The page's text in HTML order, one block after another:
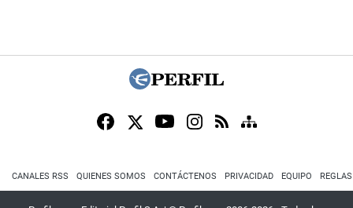
CANALES RSS QUIENES SOMOS CONTÁCTENOS PRIVACIDAD EQUIPO